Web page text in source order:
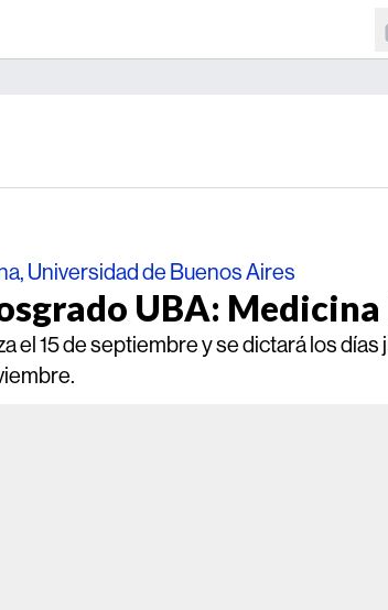
Universidad de Buenos Aires
UBA:
el 15 de septiembre y se dictará los